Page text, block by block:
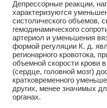
Депрессорные реакции,
характеризуются
систолического объемов,
гемодинамического
артериол и уменьшения
формой регуляции К. д.
регионарного кровотока,
объемной скорости крови
(сердце, головной мозг)
кратковременного
других, менее значимых
органах.